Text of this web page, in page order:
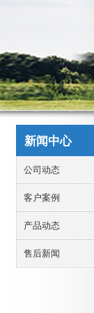
新闻中心
公司动态
客户案例
产品动态
售后新闻